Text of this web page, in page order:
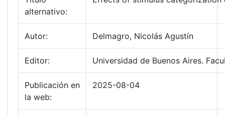
alternativo:
Autor: Delmagro, Nicolás Agustín
Editor: Universidad de Buenos Aires.
Publicación en
la web:
2025-08-04